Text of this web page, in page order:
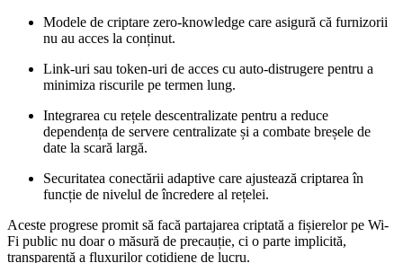
Modele de criptare zero-knowledge care asigură că furnizorii
nu au acces la conținut.
Link-uri sau token-uri de acces cu auto-distrugere pentru a
minimiza riscurile pe termen lung.
Integrarea cu rețele descentralizate pentru a reduce
dependența de servere centralizate și a combate breșele de
date la scară largă.
Securitatea conectării adaptive care ajustează criptarea în
funcție de nivelul de încredere al rețelei.
Aceste progrese promit să facă partajarea criptată a fișierelor pe Wi-
Fi public nu doar o măsură de precauție, ci o parte implicită,
transparentă a fluxurilor cotidiene de lucru.